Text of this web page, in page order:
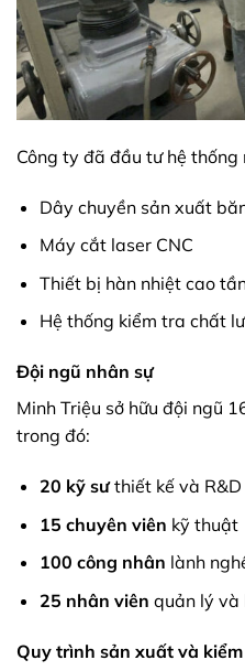
Công ty đã đầu tư hệ thống
Dây chuyền sản xuất
Máy cắt laser CNC
Thiết bị hàn nhiệt cao
Hệ thống kiểm tra chất
Đội ngũ nhân sự
Minh Triệu sở hữu đội ngũ
trong đó:
20 kỹ sưthiết kế và R&D
15 chuyên viên kỹ thuật
100 công nhân lành
25 nhân viên quản lý và
Quy trình sản xuất và